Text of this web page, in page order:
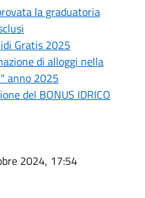
la graduatoria
Gratis 2025
di alloggi nella
anno 2025
del BONUS IDRICO
2024, 17:54